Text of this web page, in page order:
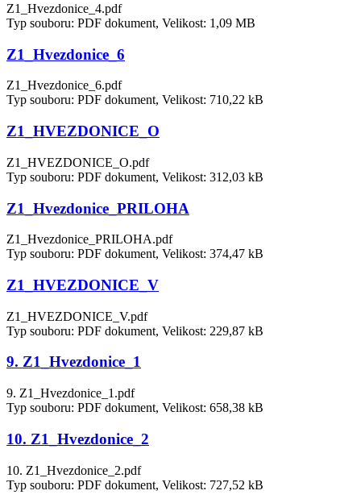
Z1_Hvezdonice_4.pdf
Typ souboru: PDF dokument, Velikost: 1,09 MB
Z1_Hvezdonice_6
Z1_Hvezdonice_6.pdf
Typ souboru: PDF dokument, Velikost: 710,22 kB
Z1_HVEZDONICE_O
Z1_HVEZDONICE_O.pdf
Typ souboru: PDF dokument, Velikost: 312,03 kB
Z1_Hvezdonice_PRILOHA
Z1_Hvezdonice_PRILOHA.pdf
Typ souboru: PDF dokument, Velikost: 374,47 kB
Z1_HVEZDONICE_V
Z1_HVEZDONICE_V.pdf
Typ souboru: PDF dokument, Velikost: 229,87 kB
9. Z1_Hvezdonice_1
9. Z1_Hvezdonice_1.pdf
Typ souboru: PDF dokument, Velikost: 658,38 kB
10. Z1_Hvezdonice_2
10. Z1_Hvezdonice_2.pdf
Typ souboru: PDF dokument, Velikost: 727,52 kB